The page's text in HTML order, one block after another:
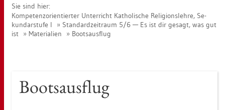
Sie sind hier:
Kom­pe­tenz­ori­en­tier­ter Un­ter­richt Ka­tho­li­sche Re­li­gi­ons­leh­re, Se­
kun­dar­stu­fe I
Stan­dard­zeit­raum 5/6 — Es ist dir ge­sagt, was gut
ist
Ma­te­ria­li­en Boots­aus­flug
Boots­aus­flug